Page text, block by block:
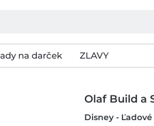
na darček ZLAVY
Olaf Build a
Disney -